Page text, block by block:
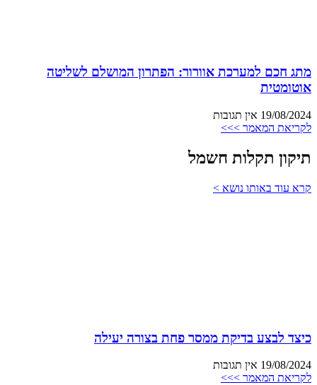
מתג חכם למערכת אוורור: הפתרון המושלם לשליטה
אוטומטית
19/08/2024 אין תגובות
לקריאת המאמר >>>
תיקון תקלות חשמל
קרא עוד באותו נושא >
כיצד לבצע בדיקת ממסר פחת בצורה יעילה
19/08/2024 אין תגובות
לקריאת המאמר >>>